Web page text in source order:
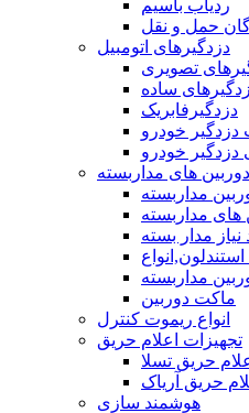
ردیاب باسیم
حمل و نقل
دزدگیرهای اتومبیل
تصویری
ساده
دزدگیرفابریک
خودرو
دزدگیر خودرو
دوربین های مداربسته
مداربسته
های مداربسته
مدار بسته
مداربسته
ماکت دوربین
انواع ریموت کنترل
تجهیزات اعلام حریق
حریق تسلا
حریق آریاک
هوشمند سازی